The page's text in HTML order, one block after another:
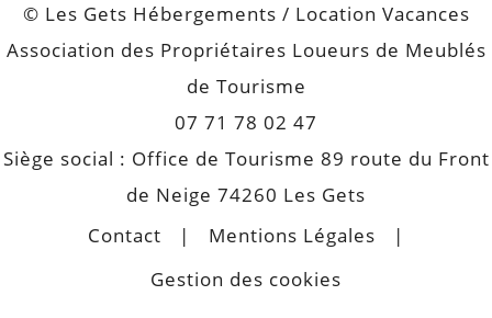
© Les Gets Hébergements / Location Vacances
Association des Propriétaires Loueurs de Meublés
de Tourisme
07 71 78 02 47
Siège social : Office de Tourisme 89 route du Front
de Neige 74260 Les Gets
Contact
Mentions Légales
Gestion des cookies